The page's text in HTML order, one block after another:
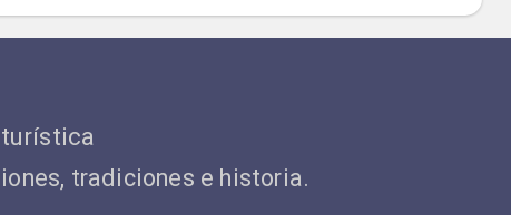
tradiciones e historia.